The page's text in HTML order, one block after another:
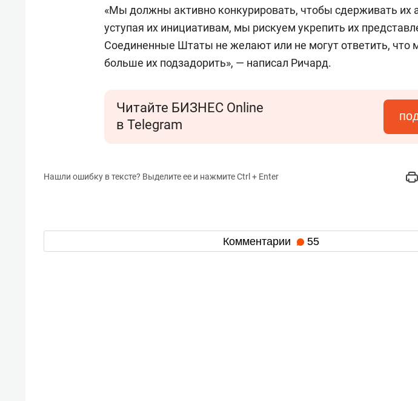
«Мы должны активно конкурировать, чтобы сдерживать их
уступая их инициативам, мы рискуем укрепить их
Соединенные Штаты не желают или не могут ответить, что
больше их подзадорить», — написал Ричард.
Читайте БИЗНЕС Online
в Telegram
Нашли ошибку в тексте? Выделите ее и нажмите Ctrl + Enter
Комментарии 55